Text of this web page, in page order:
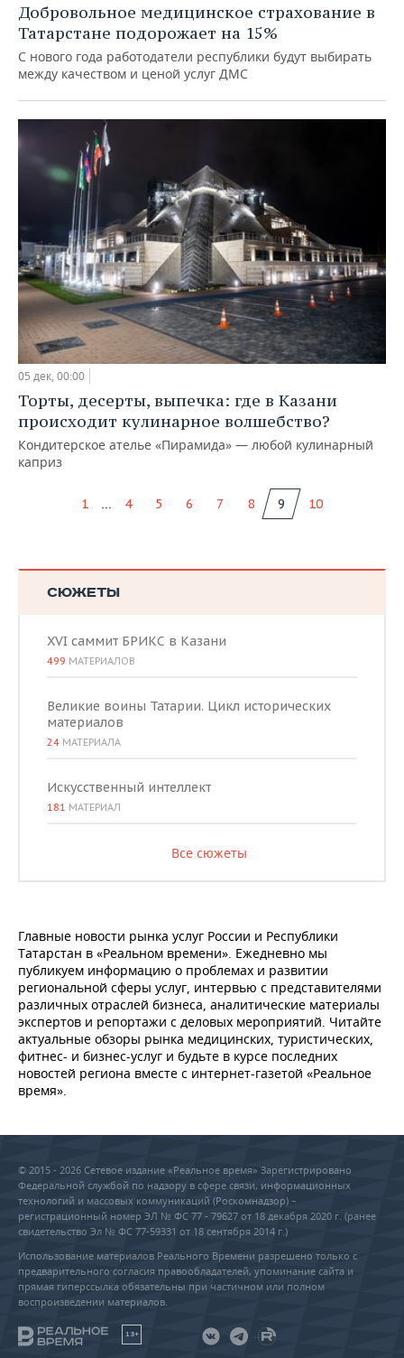
Добровольное медицинское страхование в
Татарстане подорожает на 15%
С нового года работодатели республики будут выбирать
между качеством и ценой услуг ДМС
05 дек, 00:00
Торты, десерты, выпечка: где в Казани
происходит кулинарное волшебство?
Кондитерское ателье «Пирамида» — любой кулинарный
каприз
1 ... 4 5 6 7 8 9 10
СЮЖЕТЫ
XVI саммит БРИКС в Казани
499 МАТЕРИАЛОВ
Великие воины Татарии. Цикл исторических
материалов
24 МАТЕРИАЛА
Искусственный интеллект
181 МАТЕРИАЛ
Все сюжеты
Главные новости рынка услуг России и Республики
Татарстан в «Реальном времени». Ежедневно мы
публикуем информацию о проблемах и развитии
региональной сферы услуг, интервью с представителями
различных отраслей бизнеса, аналитические материалы
экспертов и репортажи с деловых мероприятий. Читайте
актуальные обзоры рынка медицинских, туристических,
фитнес- и бизнес-услуг и будьте в курсе последних
новостей региона вместе с интернет-газетой «Реальное
время».
© 2015 - 2026 Сетевое издание «Реальное время» Зарегистрировано
Федеральной службой по надзору в сфере связи, информационных
технологий и массовых коммуникаций (Роскомнадзор) –
регистрационный номер ЭЛ № ФС 77 - 79627 от 18 декабря 2020 г. (ранее
свидетельство Эл № ФС 77-59331 от 18 сентября 2014 г.)
Использование материалов Реального Времени разрешено только с
предварительного согласия правообладателей, упоминание сайта и
прямая гиперссылка обязательны при частичном или полном
воспроизведении материалов.
18+